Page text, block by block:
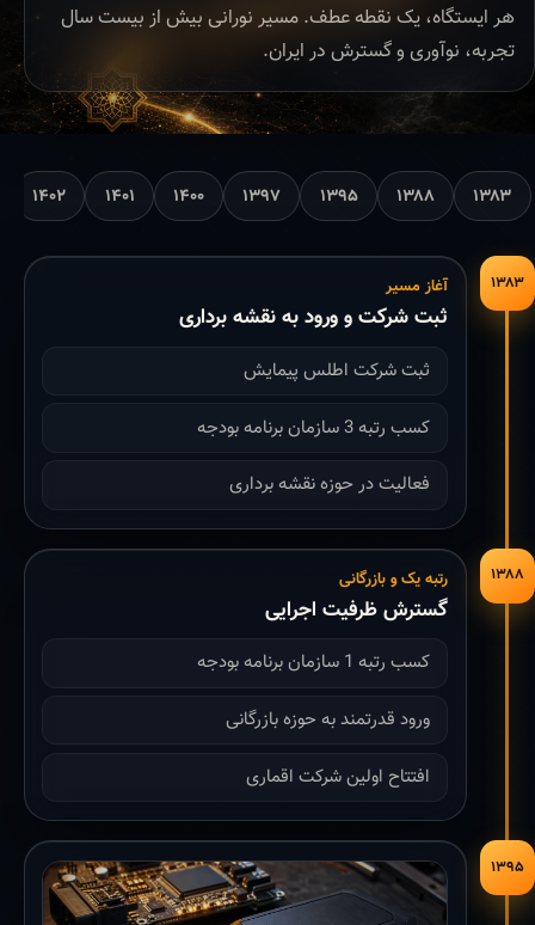
هر ایستگاه، یک نقطه عطف. مسیر نورانی بیش از بیست سال
تجربه، نوآوری و گسترش در ایران.
۱۳۸۳ ۱۳۸۸ ۱۳۹۵ ۱۳۹۷ ۱۴۰۰ ۱۴۰۱ ۱۴۰۲
۱۳۸۳ آغاز مسیر
ثبت شرکت و ورود به نقشه برداری
ثبت شرکت اطلس پیمایش
کسب رتبه 3 سازمان برنامه بودجه
فعالیت در حوزه نقشه برداری
۱۳۸۸ رتبه یک و بازرگانی
گسترش ظرفیت اجرایی
کسب رتبه 1 سازمان برنامه بودجه
ورود قدرتمند به حوزه بازرگانی
افتتاح اولین شرکت اقماری
۱۳۹۵